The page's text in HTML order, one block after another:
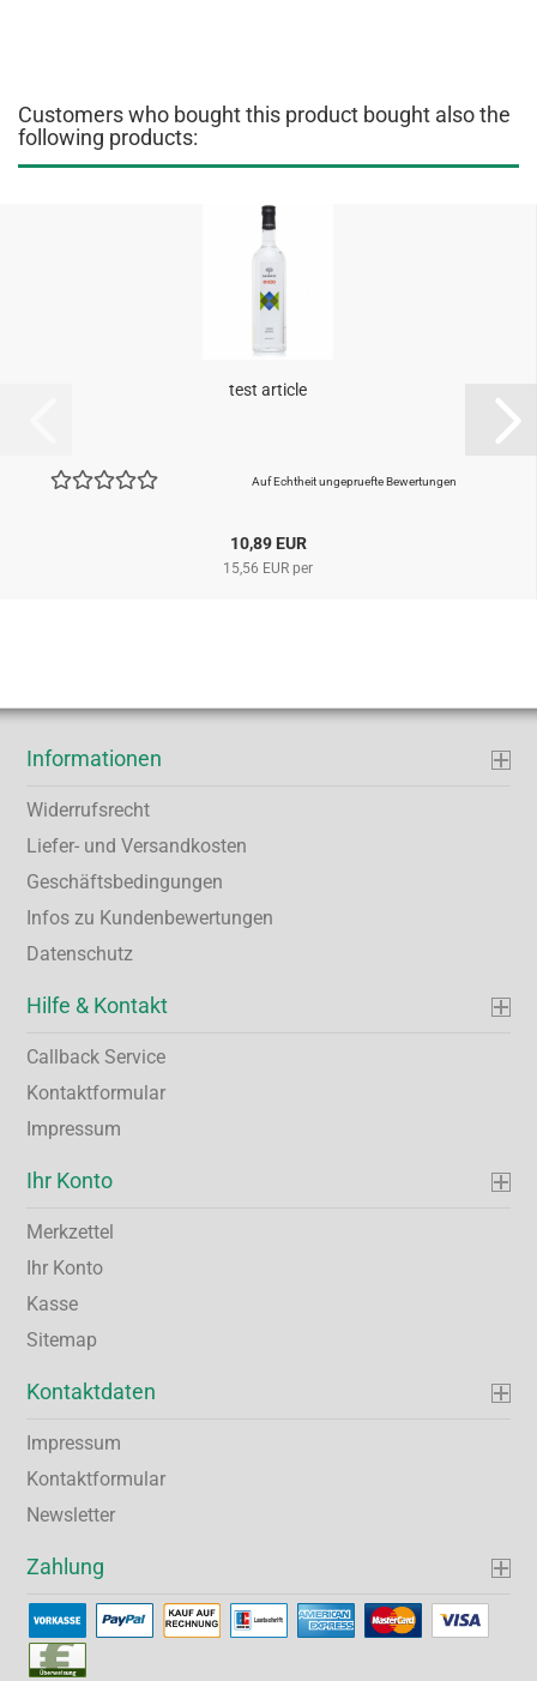
Customers who bought this product bought also the
following products:
test article
Auf Echtheit ungepruefte Bewertungen
10,89 EUR
15,56 EUR per
Informationen
Widerrufsrecht
Liefer- und Versandkosten
Geschäftsbedingungen
Infos zu Kundenbewertungen
Datenschutz
Hilfe & Kontakt
Callback Service
Kontaktformular
Impressum
Ihr Konto
Merkzettel
Ihr Konto
Kasse
Sitemap
Kontaktdaten
Impressum
Kontaktformular
Newsletter
Zahlung